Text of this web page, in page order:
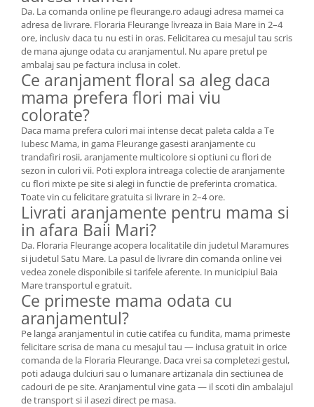
Da. La comanda online pe fleurange.ro adaugi adresa mamei ca
adresa de livrare. Floraria Fleurange livreaza in Baia Mare in 2–4
ore, inclusiv daca tu nu esti in oras. Felicitarea cu mesajul tau scris
de mana ajunge odata cu aranjamentul. Nu apare pretul pe
ambalaj sau pe factura inclusa in colet.
Ce aranjament floral sa aleg daca
mama prefera flori mai viu
colorate?
Daca mama prefera culori mai intense decat paleta calda a Te
Iubesc Mama, in gama Fleurange gasesti aranjamente cu
trandafiri rosii, aranjamente multicolore si optiuni cu flori de
sezon in culori vii. Poti explora intreaga colectie de aranjamente
cu flori mixte pe site si alegi in functie de preferinta cromatica.
Toate vin cu felicitare gratuita si livrare in 2–4 ore.
Livrati aranjamente pentru mama si
in afara Baii Mari?
Da. Floraria Fleurange acopera localitatile din judetul Maramures
si judetul Satu Mare. La pasul de livrare din comanda online vei
vedea zonele disponibile si tarifele aferente. In municipiul Baia
Mare transportul e gratuit.
Ce primeste mama odata cu
aranjamentul?
Pe langa aranjamentul in cutie catifea cu fundita, mama primeste
felicitare scrisa de mana cu mesajul tau — inclusa gratuit in orice
comanda de la Floraria Fleurange. Daca vrei sa completezi gestul,
poti adauga dulciuri sau o lumanare artizanala din sectiunea de
cadouri de pe site. Aranjamentul vine gata — il scoti din ambalajul
de transport si il asezi direct pe masa.